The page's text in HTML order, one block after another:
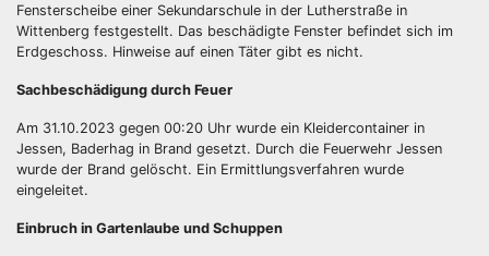
Fensterscheibe einer Sekundarschule in der Lutherstraße in
Wittenberg festgestellt. Das beschädigte Fenster befindet sich im
Erdgeschoss. Hinweise auf einen Täter gibt es nicht.
Sachbeschädigung durch Feuer
Am 31.10.2023 gegen 00:20 Uhr wurde ein Kleidercontainer in
Jessen, Baderhag in Brand gesetzt. Durch die Feuerwehr Jessen
wurde der Brand gelöscht. Ein Ermittlungsverfahren wurde
eingeleitet.
Einbruch in Gartenlaube und Schuppen